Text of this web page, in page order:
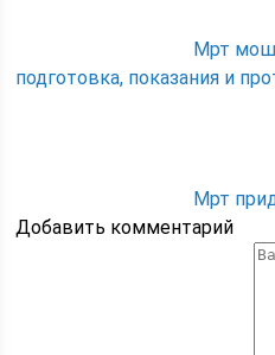
Мрт
подготовка, показания и
Мрт
Добавить комментарий